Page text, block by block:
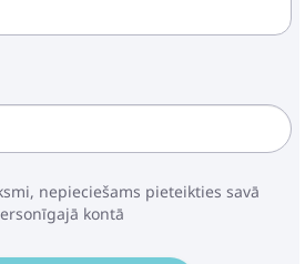
nepieciešams pieteikties savā
kontā